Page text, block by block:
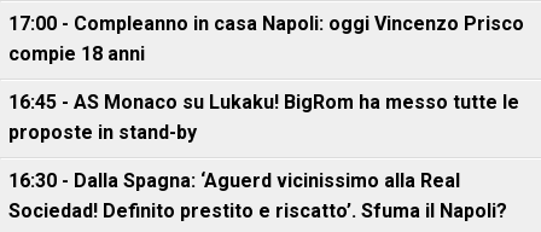
17:00 - Compleanno in casa Napoli: oggi Vincenzo Prisco
compie 18 anni
16:45 - AS Monaco su Lukaku! BigRom ha messo tutte le
proposte in stand-by
16:30 - Dalla Spagna: ‘Aguerd vicinissimo alla Real
Sociedad! Definito prestito e riscatto’. Sfuma il Napoli?